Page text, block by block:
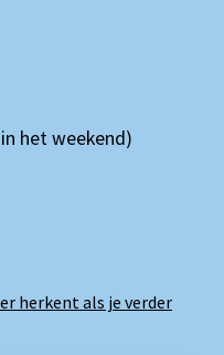
het weekend)
herkent als je verder